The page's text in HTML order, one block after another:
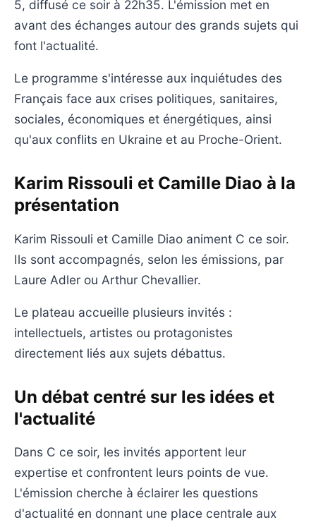
5, diffusé ce soir à 22h35. L'émission met en
avant des échanges autour des grands sujets qui
font l'actualité.
Le programme s'intéresse aux inquiétudes des
Français face aux crises politiques, sanitaires,
sociales, économiques et énergétiques, ainsi
qu'aux conflits en Ukraine et au Proche-Orient.
Karim Rissouli et Camille Diao à la
présentation
Karim Rissouli et Camille Diao animent C ce soir.
Ils sont accompagnés, selon les émissions, par
Laure Adler ou Arthur Chevallier.
Le plateau accueille plusieurs invités :
intellectuels, artistes ou protagonistes
directement liés aux sujets débattus.
Un débat centré sur les idées et
l'actualité
Dans C ce soir, les invités apportent leur
expertise et confrontent leurs points de vue.
L'émission cherche à éclairer les questions
d'actualité en donnant une place centrale aux